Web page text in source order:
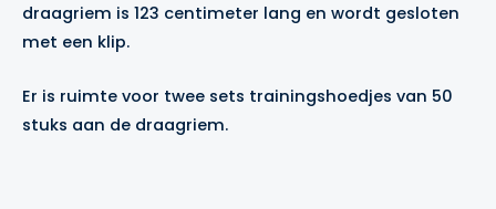
draagriem is 123 centimeter lang en wordt gesloten
met een klip.
Er is ruimte voor twee sets trainingshoedjes van 50
stuks aan de draagriem.